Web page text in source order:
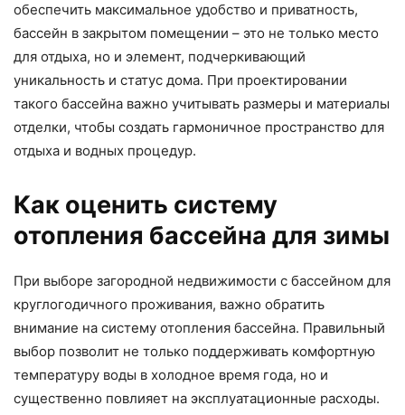
обеспечить максимальное удобство и приватность,
бассейн в закрытом помещении – это не только место
для отдыха, но и элемент, подчеркивающий
уникальность и статус дома. При проектировании
такого бассейна важно учитывать размеры и материалы
отделки, чтобы создать гармоничное пространство для
отдыха и водных процедур.
Как оценить систему
отопления бассейна для зимы
При выборе загородной недвижимости с бассейном для
круглогодичного проживания, важно обратить
внимание на систему отопления бассейна. Правильный
выбор позволит не только поддерживать комфортную
температуру воды в холодное время года, но и
существенно повлияет на эксплуатационные расходы.